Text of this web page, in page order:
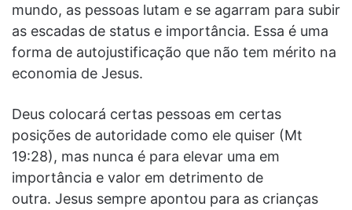
mundo, as pessoas lutam e se agarram para subir
as escadas de status e importância. Essa é uma
forma de autojustificação que não tem mérito na
economia de Jesus.
Deus colocará certas pessoas em certas
posições de autoridade como ele quiser (Mt
19:28), mas nunca é para elevar uma em
importância e valor em detrimento de
outra. Jesus sempre apontou para as crianças